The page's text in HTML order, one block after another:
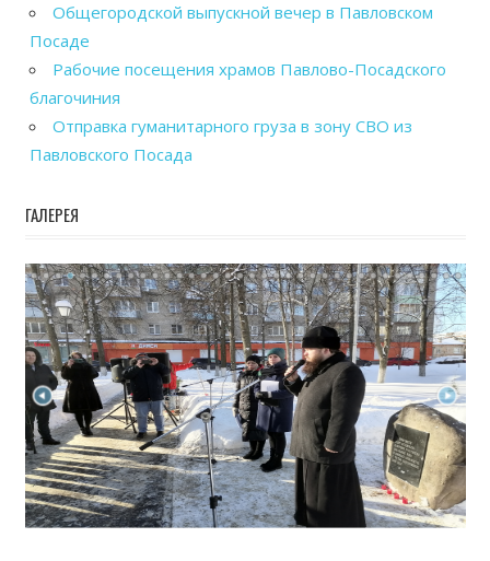
Общегородской выпускной вечер в Павловском
Посаде
Рабочие посещения храмов Павлово-Посадского
благочиния
Отправка гуманитарного груза в зону СВО из
Павловского Посада
ГАЛЕРЕЯ